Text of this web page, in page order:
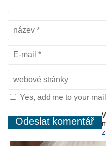
Yes, add me to your